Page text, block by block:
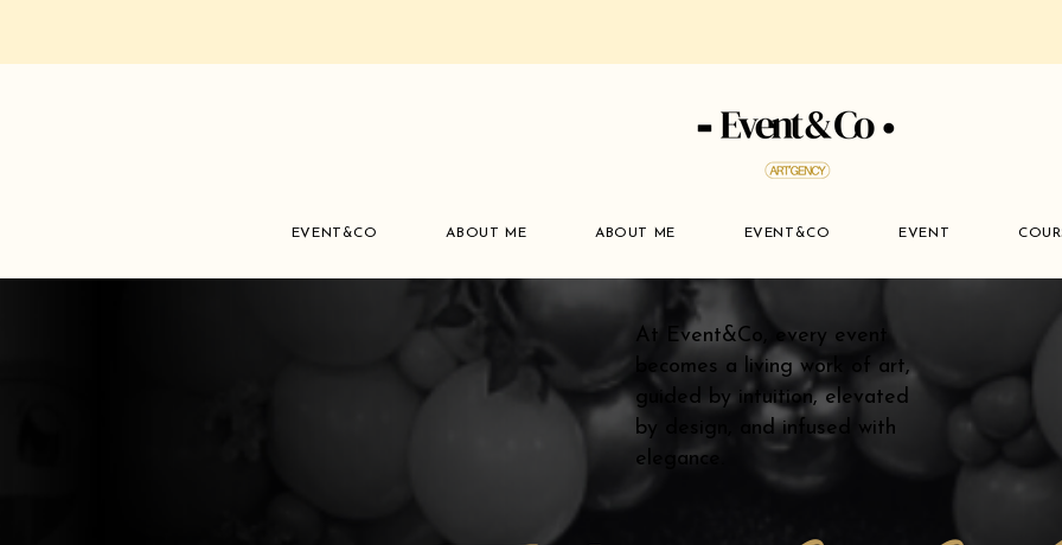
EVENT&CO ABOUT ME ABOUT ME EVENT&CO EVENT
At Event&Co, every event
becomes a living work of art,
guided by intuition, elevated
by design, and infused with
elegance.